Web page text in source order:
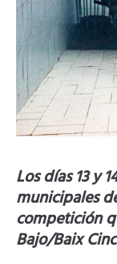
Los días 13 y
municipales
competición
Bajo/Baix